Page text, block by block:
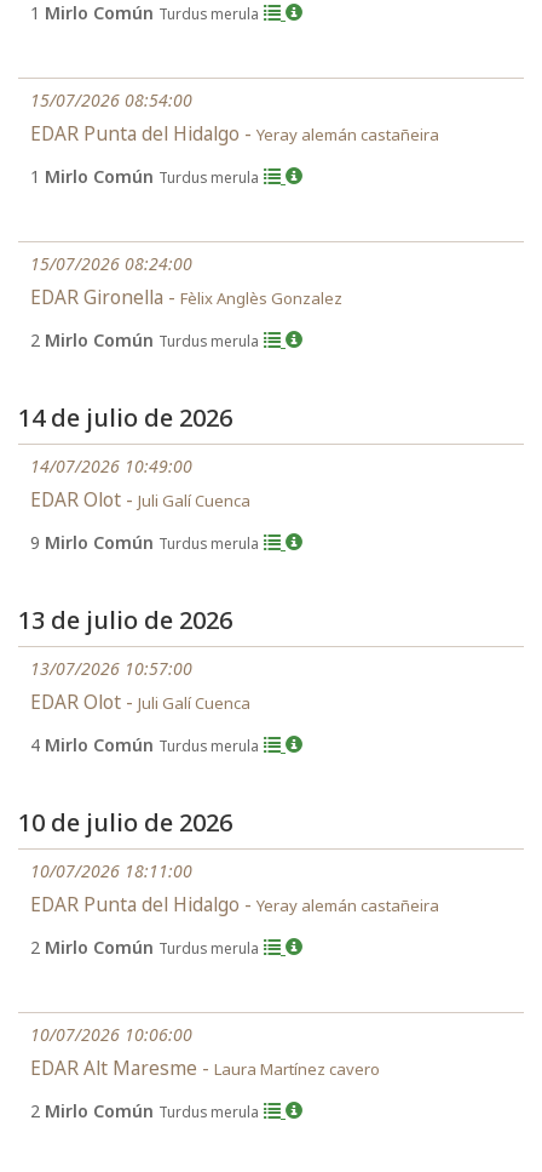
1 Mirlo Común Turdus merula
15/07/2026 08:54:00
EDAR Punta del Hidalgo - Yeray alemán castañeira
1 Mirlo Común Turdus merula
15/07/2026 08:24:00
EDAR Gironella - Fèlix Anglès Gonzalez
2 Mirlo Común Turdus merula
14 de julio de 2026
14/07/2026 10:49:00
EDAR Olot - Juli Galí Cuenca
9 Mirlo Común Turdus merula
13 de julio de 2026
13/07/2026 10:57:00
EDAR Olot - Juli Galí Cuenca
4 Mirlo Común Turdus merula
10 de julio de 2026
10/07/2026 18:11:00
EDAR Punta del Hidalgo - Yeray alemán castañeira
2 Mirlo Común Turdus merula
10/07/2026 10:06:00
EDAR Alt Maresme - Laura Martínez cavero
2 Mirlo Común Turdus merula